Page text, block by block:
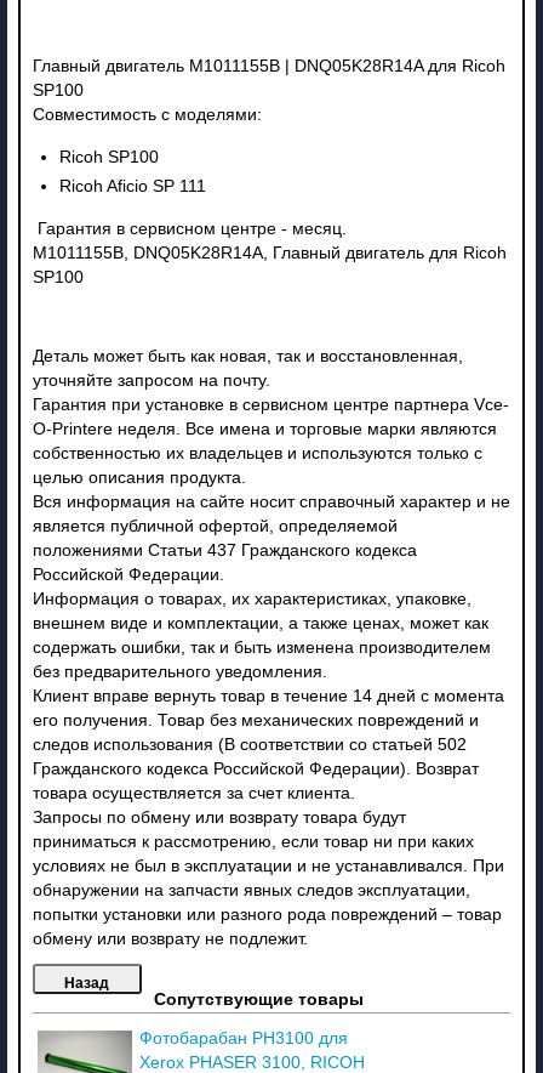
Главный двигатель M1011155B | DNQ05K28R14A для Ricoh
SP100
Совместимость с моделями:
Ricoh SP100
Ricoh Aficio SP 111
Гарантия в сервисном центре - месяц.
M1011155B, DNQ05K28R14A, Главный двигатель для Ricoh
SP100
Деталь может быть как новая, так и восстановленная,
уточняйте запросом на почту.
Гарантия при установке в сервисном центре партнера Vce-
O-Printere неделя. Все имена и торговые марки являются
собственностью их владельцев и используются только с
целью описания продукта.
Вся информация на сайте носит справочный характер и не
является публичной офертой, определяемой
положениями Статьи 437 Гражданского кодекса
Российской Федерации.
Информация о товарах, их характеристиках, упаковке,
внешнем виде и комплектации, а также ценах, может как
содержать ошибки, так и быть изменена производителем
без предварительного уведомления.
Клиент вправе вернуть товар в течение 14 дней с момента
его получения. Товар без механических повреждений и
следов использования (В соответствии со статьей 502
Гражданского кодекса Российской Федерации). Возврат
товара осуществляется за счет клиента.
Запросы по обмену или возврату товара будут
приниматься к рассмотрению, если товар ни при каких
условиях не был в эксплуатации и не устанавливался. При
обнаружении на запчасти явных следов эксплуатации,
попытки установки или разного рода повреждений – товар
обмену или возврату не подлежит.
Сопутствующие товары
Фотобарабан PH3100 для
Xerox PHASER 3100, RICOH